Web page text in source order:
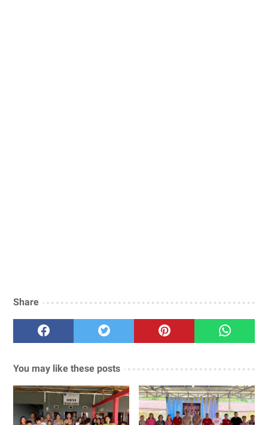
Share
You may like these posts